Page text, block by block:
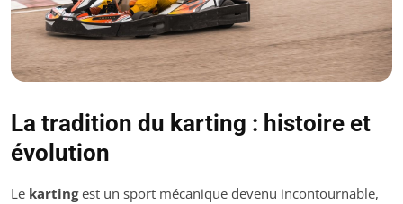
La tradition du karting : histoire et
évolution
Le kartingest un sport mécanique devenu incontournable,